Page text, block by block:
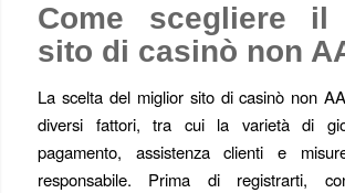
Come scegliere il
sito di casinò non
La scelta del miglior sito di casinò non
diversi fattori, tra cui la varietà di
pagamento, assistenza clienti e
responsabile. Prima di registrarti,